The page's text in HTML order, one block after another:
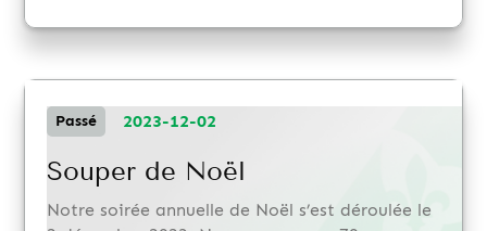
Passé 2023-12-02
Souper de Noël
Notre soirée annuelle de Noël s’est déroulée le